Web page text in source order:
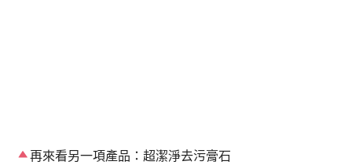
再來看另一項產品：超潔淨去污膏石